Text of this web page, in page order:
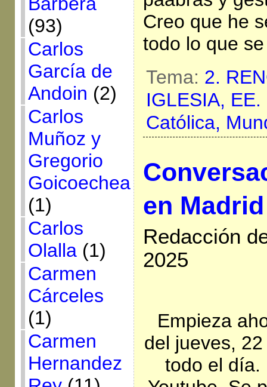
(93)
Carlos
García de
Andoin (2)
Carlos
Muñoz y
Gregorio
Goicoechea
(1)
Carlos
Olalla(1)
Carmen
Cárceles
(1)
Carmen
Hernandez
Creo que he
todo lo que
Tema: 2.
IGLESIA,
Católica,
en Madrid
Redacción
2025
Empieza
del jueves,
todo el día.